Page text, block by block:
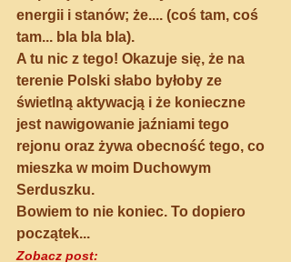
energii i stanów; że.... (coś tam, coś
tam... bla bla bla).
A tu nic z tego! Okazuje się, że na
terenie Polski słabo byłoby ze
świetlną aktywacją i że konieczne
jest nawigowanie jaźniami tego
rejonu oraz żywa obecność tego, co
mieszka w moim Duchowym
Serduszku.
Bowiem to nie koniec. To dopiero
początek...
Zobacz post: